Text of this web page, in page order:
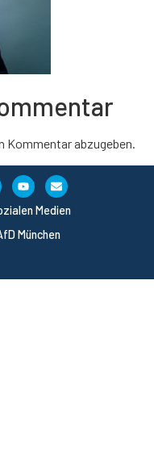
Kommentar abzugeben.
München
Medien